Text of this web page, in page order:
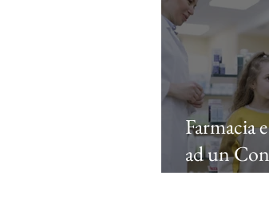
Farmacia
ad un